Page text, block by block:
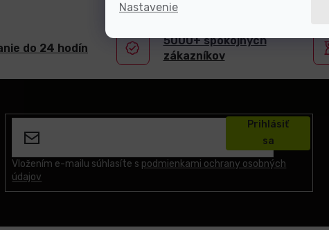
Nastavenie
do 24 hodín
5000+ spokojných
zákazníkov
Vložením e-mailu súhlasíte s podmienkami ochrany osobných
údajov
Prihlásiť
sa